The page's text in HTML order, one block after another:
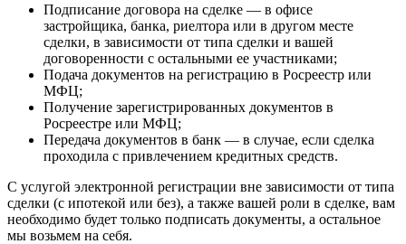
Подписание договора на сделке — в офисе
застройщика, банка, риелтора или в другом месте
сделки, в зависимости от типа сделки и вашей
договоренности с остальными ее участниками;
Подача документов на регистрацию в Росреестр или
МФЦ;
Получение зарегистрированных документов в
Росреестре или МФЦ;
Передача документов в банк — в случае, если сделка
проходила с привлечением кредитных средств.
С услугой электронной регистрации вне зависимости от типа
сделки (с ипотекой или без), а также вашей роли в сделке, вам
необходимо будет только подписать документы, а остальное
мы возьмем на себя.